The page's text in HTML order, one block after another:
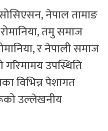
नेपाल तामाङ
तमु समाज
र नेपाली समाज
गरिमामय उपस्थिति
विभिन्न पेशागत
उल्लेखनीय